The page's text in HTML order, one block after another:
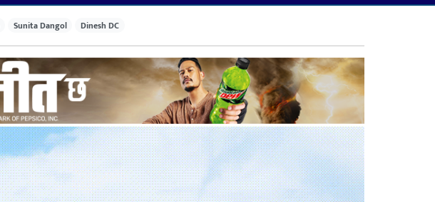
Sunita Dangol Dinesh DC